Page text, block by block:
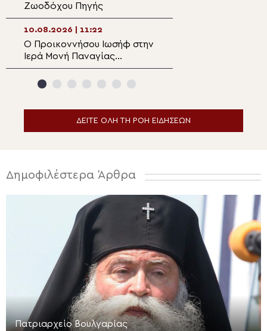
Ζωοδόχου Πηγής
10.08.2026 | 11:22
Ο Προικοννήσου Ιωσήφ στην
Ιερά Μονή Παναγίας
Φανερωμένης «Τράχηλα»
Σητείας
ΔΕΙΤΕ ΟΛΗ ΤΗ ΡΟΗ ΕΙΔΗΣΕΩΝ
Δημοφιλέστερα Άρθρα
Πατριαρχείο Βουλγαρίας